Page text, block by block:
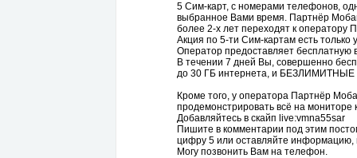
5 Сим-карт, с номерами телефонов,
выбранное Вами время. Партнёр
более 2-х лет переходят к оператору
Акция по 5-ти Сим-картам есть только
Оператор предоставляет бесплатную
В течении 7 дней Вы, совершенно
до 30 ГБ интернета, и БЕЗЛИМИТНЫЕ
Кроме того, у оператора Партнёр
продемонстрировать всё на мониторе
Добавляйтесь в скайп live:vmna55sar
Пишите в комментарии под этим
цифру 5 или оставляйте информацию,
Могу позвонить Вам на телефон.